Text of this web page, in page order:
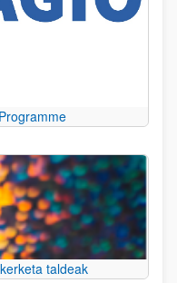
taldeak